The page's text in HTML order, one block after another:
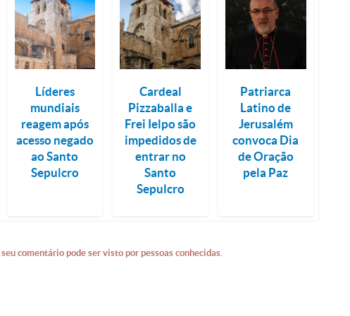
Líderes
mundiais
reagem após
acesso negado
ao Santo
Sepulcro
Cardeal
Pizzaballa e
Frei Ielpo são
impedidos de
entrar no
Santo
Sepulcro
Patriarca
Latino de
Jerusalém
convoca Dia
de Oração
pela Paz
comentário pode ser visto por pessoas conhecidas.